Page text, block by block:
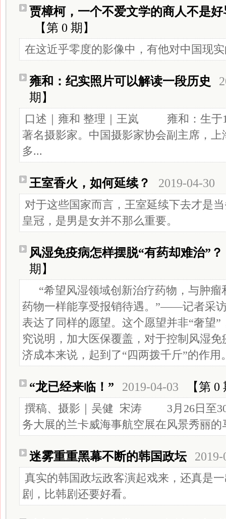
贾樟柯，一个不爱文学的商人不是好
【第 0 期】
在这近乎零度的影像中，有他对中国现
雍和：纪实照片可以解读一段历史
期】
口述｜雍和 整理｜王岚 雍和：生于
著名摄影家。中国摄影家协会副主席，
多...
王室香火，如何延续？ 2019-04-30
对于这些国家而言，王室延续下去才是
皇冠，是男是女并不那么重要。
风湿免疫病怎样摆脱“有药却难治”？
期】
“希望风湿领域创新治疗药物，与肿瘤
药物一样能享受报销待遇。”——记者采
表达了同样的愿望。这个愿望并非“奢望
究说明，加大医保覆盖，对于控制风湿
济成本来说，起到了“四两拨千斤”的作用
“龙已经来临！” 2019-04-03 【第 0
撰稿、摄影｜吴健 宋涛 3月26日至30
务大展的兰卡威海事航空展在风景秀丽的
迷雾重重黑幕不断的韩国政坛
真实的韩国政坛政客演起戏来，还真是
剧，比韩剧还要好看。